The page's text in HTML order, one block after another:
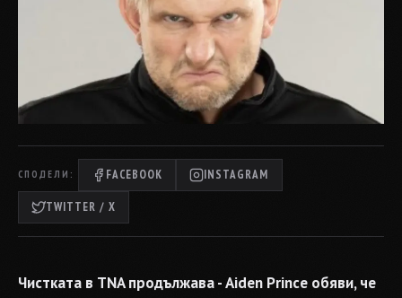
СПОДЕЛИ: FACEBOOK INSTAGRAM
TWITTER / X
Чистката в TNA продължава - Aiden Prince обяви, че